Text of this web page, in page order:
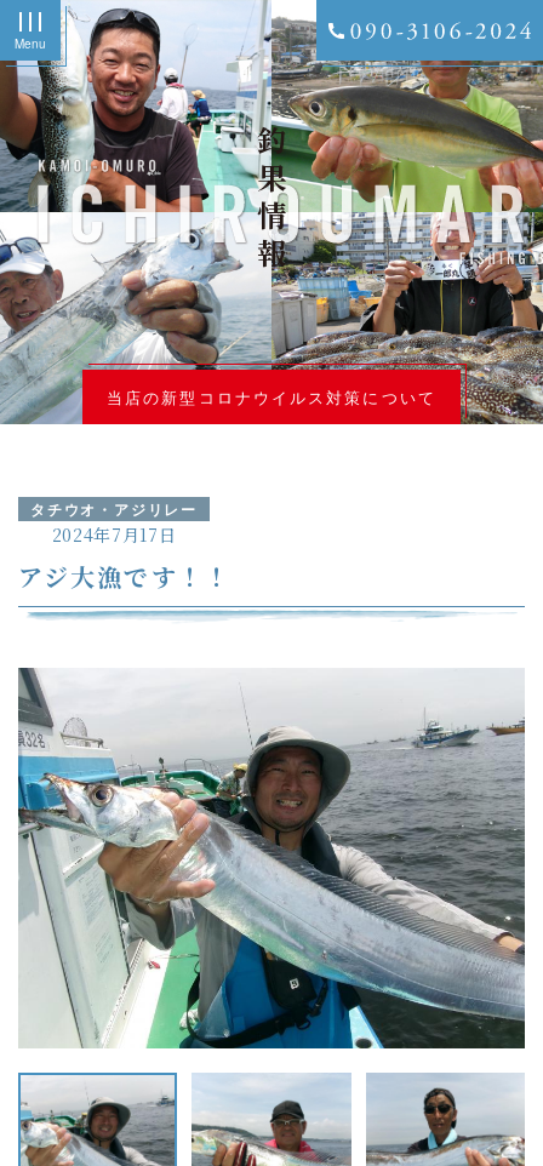
Menu
釣果情報
当店の新型コロナウイルス対策について
タチウオ・アジリレー
2024年7月17日
アジ大漁です！！